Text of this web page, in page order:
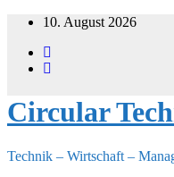
Zum
springen
10. August 2026
Circular
Technik – Wirtschaft –